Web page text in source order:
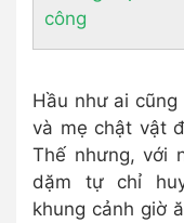
công
Hầu như ai
và mẹ chật vật
Thế nhưng, với
dặm tự chỉ
khung cảnh giờ